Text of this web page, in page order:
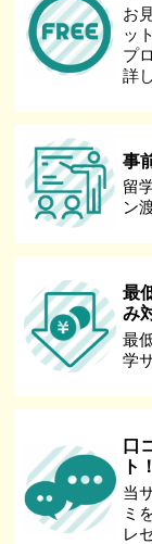
お
ッ
プ
詳
事
留
ン
最
み
最
学
口
ト！
当
ミ
レ